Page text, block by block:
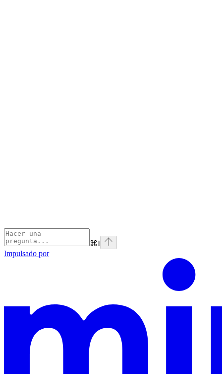
⌘I
Impulsado por